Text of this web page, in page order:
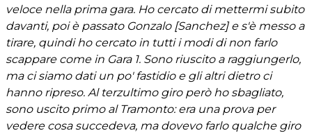
veloce nella prima gara. Ho cercato di mettermi subito
davanti, poi è passato Gonzalo [Sanchez] e s'è messo a
tirare, quindi ho cercato in tutti i modi di non farlo
scappare come in Gara 1. Sono riuscito a raggiungerlo,
ma ci siamo dati un po' fastidio e gli altri dietro ci
hanno ripreso. Al terzultimo giro però ho sbagliato,
sono uscito primo al Tramonto: era una prova per
vedere cosa succedeva, ma dovevo farlo qualche giro